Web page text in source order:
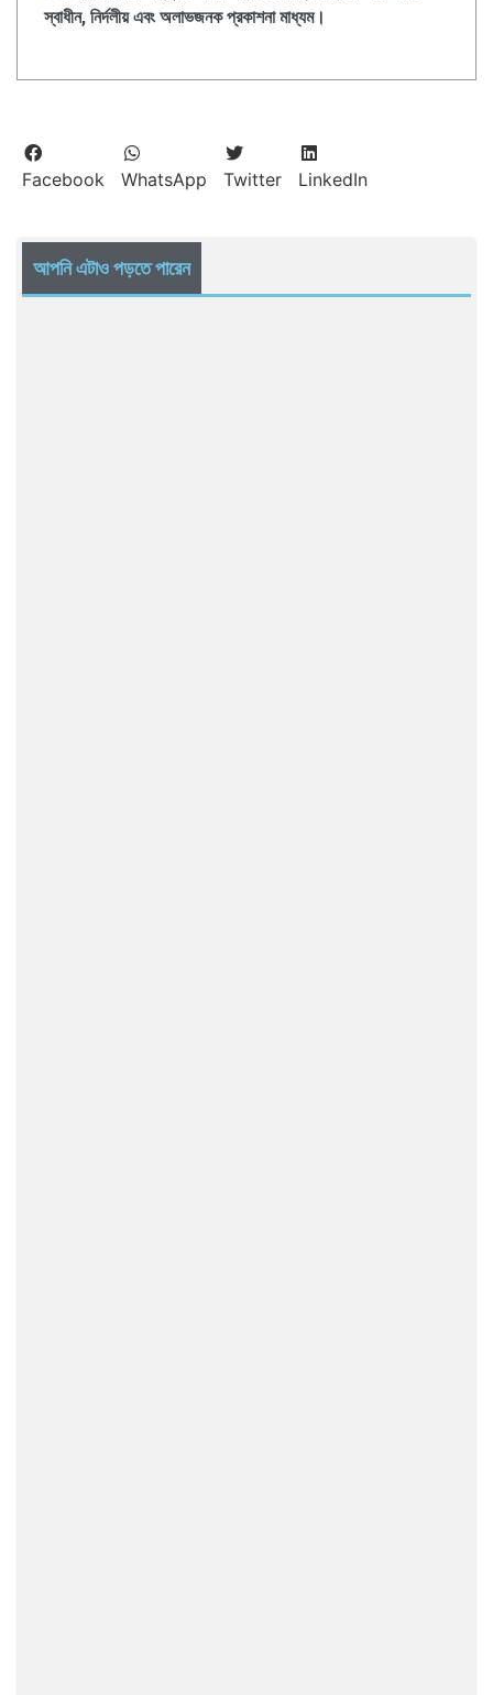
স্বাধীন, নির্দলীয় এবং অলাভজনক প্রকাশনা মাধ্যম।
Facebook WhatsApp Twitter LinkedIn
আপনি এটাও পড়তে পারেন